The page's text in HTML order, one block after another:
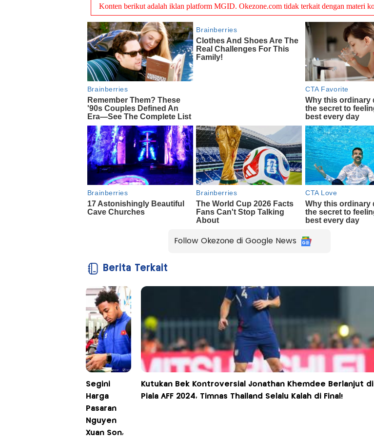
Follow Okezone di Google News
Berita Terkait
Segini
Harga
Pasaran
Nguyen
Xuan Son,
Kutukan Bek Kontroversial Jonathan Khemdee Berlanjut di
Piala AFF 2024, Timnas Thailand Selalu Kalah di Final!